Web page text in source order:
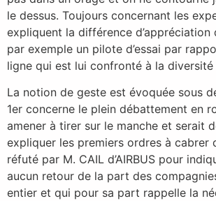
le dessus. Toujours concernant les
expliquent la différence d’appréciation
par exemple un pilote d’essai par
ligne qui est lui confronté à la diversité
La notion de geste est évoquée sous
1er concerne le plein débattement en
amener à tirer sur le manche et serait
expliquer les premiers ordres à cabrer
réfuté par M. CAIL d’AIRBUS pour
aucun retour de la part des
entier et qui pour sa part rappelle la